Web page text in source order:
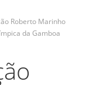
Roberto Marinho
da Gamboa